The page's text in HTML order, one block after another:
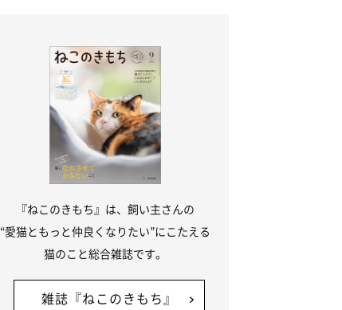
『ねこのきもち』は、飼い主さんの
“愛猫ともっと仲良くなりたい”にこたえる
猫のこと総合雑誌です。
雑誌『ねこのきもち』